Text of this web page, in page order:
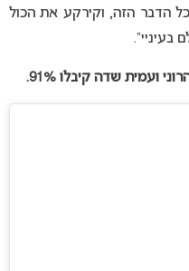
הדבר הזה, וקירקע את הכול
ועמית שדה קיבלו 91%.